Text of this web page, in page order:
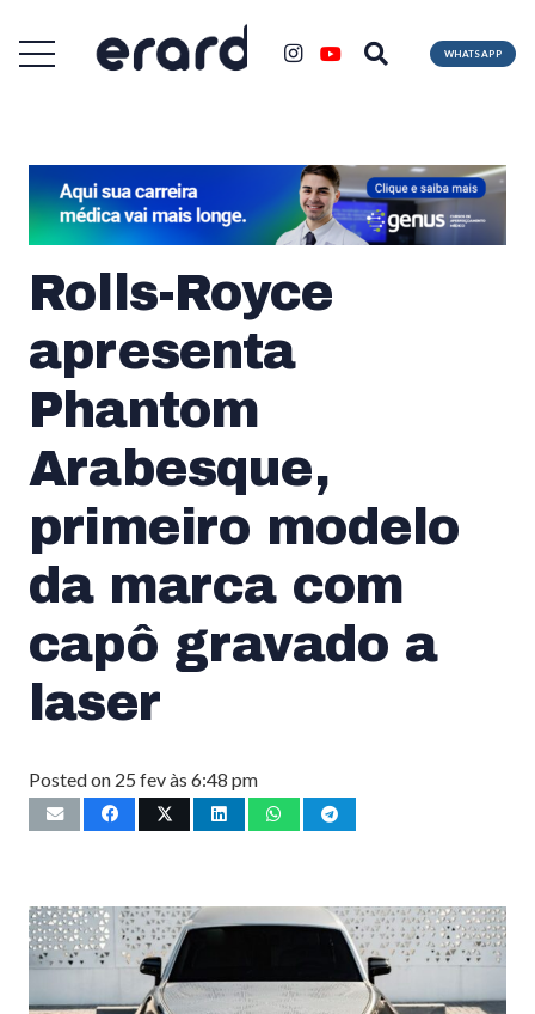
WHATSAPP
Rolls-Royce
apresenta
Phantom
Arabesque,
primeiro modelo
da marca com
capô gravado a
laser
Posted on 25 fev às 6:48 pm